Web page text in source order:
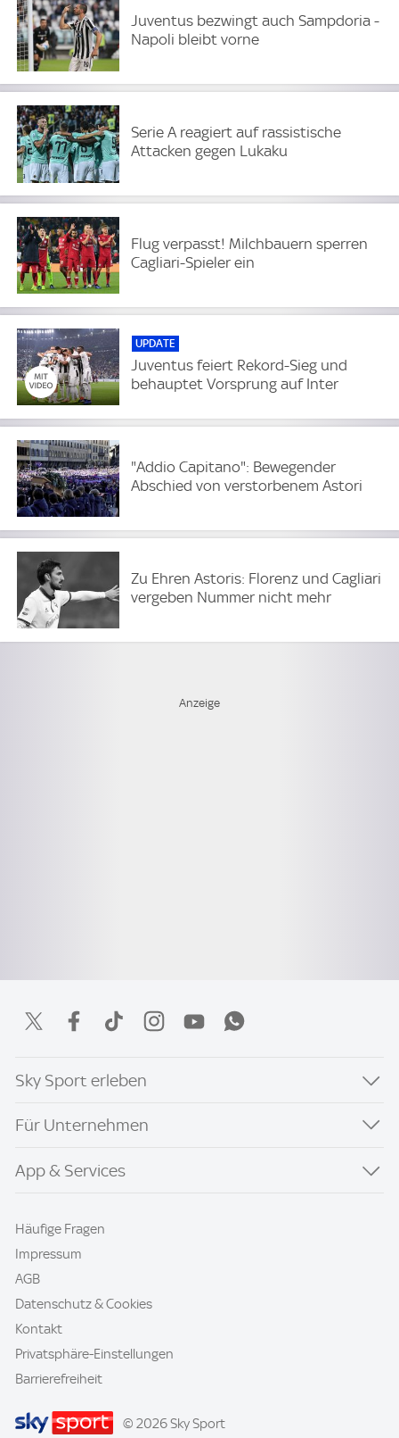
Juventus bezwingt auch Sampdoria -
Napoli bleibt vorne
Serie A reagiert auf rassistische
Attacken gegen Lukaku
Flug verpasst! Milchbauern sperren
Cagliari-Spieler ein
UPDATE
Juventus feiert Rekord-Sieg und
behauptet Vorsprung auf Inter
"Addio Capitano": Bewegender
Abschied von verstorbenem Astori
Zu Ehren Astoris: Florenz und Cagliari
vergeben Nummer nicht mehr
Sky Sport erleben
Für Unternehmen
App & Services
Häufige Fragen
Impressum
AGB
Datenschutz & Cookies
Kontakt
Privatsphäre-Einstellungen
Barrierefreiheit
© 2026 Sky Sport